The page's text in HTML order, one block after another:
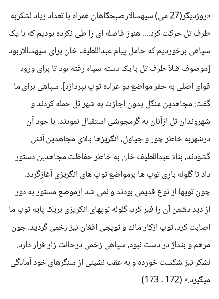
«روزدیگر(27 می) سپهسالارصبحگاهان همراه با تعداد زیاد لشکربه
طرف تل حرکت کرد.... هنوز فاصله ای را طی نکرده بودیم که با یک
سپاهی برخوردیم که حامل پیام عبداللطیف خان برای سپهسالاربود
[موصوف قبلاً طرف تل با یک دسته سپاه رفته بود تا برای ورود
قوای اصلی به حفر مواضع دو عراده توپ بپردازد]. سپاهی برای ما
گفت: مجاهدین منگل بدون اجازت به شهر تل حمله کردند و
شهروندان تل ازآنان به گرمجوشی استقبال نمودند. با جود آن
درشهربه خاطر چور و چپاول، انگریزها بالای مجاهدین آتش
گشودند، بناءً عبداللطیف خان به خاطر حفاظت مجاهدین دستور
داد تا گلوله باری توپ ها برمواضع توپ های انگریزی آغازگردد.
چون توپها از نوع قدیمی بودند و نمی شد ازموضع مستور به دور
از دید دشمن آن را فیر کرد، گلوله توپهای انگریزی بریک پایه توپ ما
اصابت کرد، توپ ازکار ماند و توپچی افغان نیز زخمی گردید. چون
مرهم و بنداژ در دست نبود، سپاهی زخمی درحالت زار قرار دارد.
لشکر نیز شکست خورده و به عقب نشینی از سنگرهای خود آمادگی
میگیرد.» (172 ـ 173)